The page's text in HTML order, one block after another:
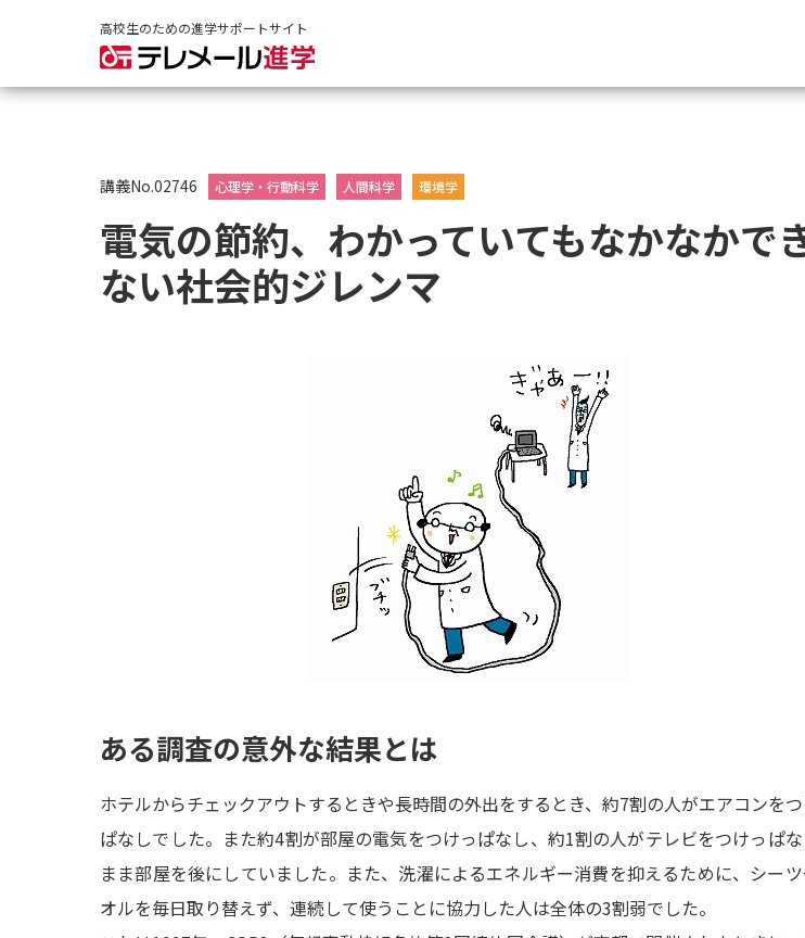
高校生のための進学サポートサイト
大学・短大
大学で学べる
新増設大学・学部
データサイエン
進路の３択
講義No.02746 心理学・行動科学 人間科学 環境学
電気の節約、わかっていてもなかなかで
ない社会的ジレンマ
ある調査の意外な結果とは
ホテルからチェックアウトするときや長時間の外出をするとき、約7割の人がエアコンを
ぱなしでした。また約4割が部屋の電気をつけっぱなし、約1割の人がテレビをつけっぱ
まま部屋を後にしていました。また、洗濯によるエネルギー消費を抑えるために、シー
オルを毎日取り替えず、連続して使うことに協力した人は全体の3割弱でした。